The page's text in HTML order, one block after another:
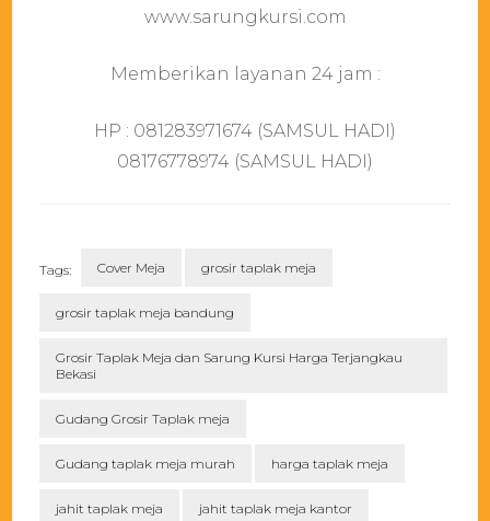
www.sarungkursi.com
Memberikan layanan 24 jam :
HP : 081283971674 (SAMSUL HADI)
08176778974 (SAMSUL HADI)
Tags: Cover Meja grosir taplak meja
grosir taplak meja bandung
Grosir Taplak Meja dan Sarung Kursi Harga Terjangkau
Bekasi
Gudang Grosir Taplak meja
Gudang taplak meja murah harga taplak meja
jahit taplak meja jahit taplak meja kantor